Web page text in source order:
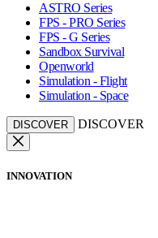
ASTRO Series
FPS - PRO Series
FPS - G Series
Sandbox Survival
Openworld
Simulation - Flight
Simulation - Space
DISCOVER DISCOVER
INNOVATION